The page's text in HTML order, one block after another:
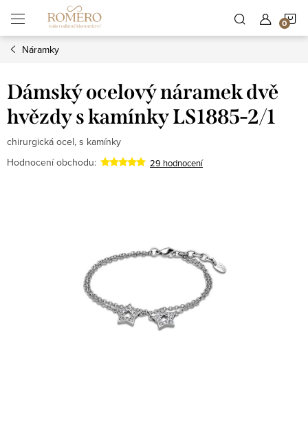
obsah
Náramky
Dámský ocelový náramek dvě
hvězdy s kamínky LS1885-2/1
chirurgická ocel, s kamínky
Hodnocení obchodu:
29 hodnocení